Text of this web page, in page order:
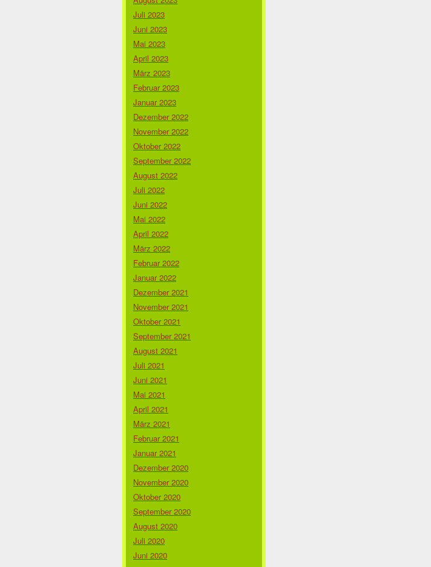
Juli 2023
Juni 2023
Mai 2023
April 2023
März 2023
Februar 2023
Januar 2023
Dezember 2022
November 2022
Oktober 2022
September 2022
August 2022
Juli 2022
Juni 2022
Mai 2022
April 2022
März 2022
Februar 2022
Januar 2022
Dezember 2021
November 2021
Oktober 2021
September 2021
August 2021
Juli 2021
Juni 2021
Mai 2021
April 2021
März 2021
Februar 2021
Januar 2021
Dezember 2020
November 2020
Oktober 2020
September 2020
August 2020
Juli 2020
Juni 2020